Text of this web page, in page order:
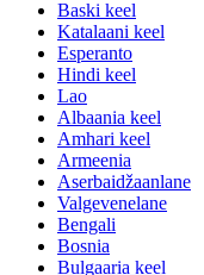
Baski keel
Katalaani keel
Esperanto
Hindi keel
Lao
Albaania keel
Amhari keel
Armeenia
Aserbaidžaanlane
Valgevenelane
Bengali
Bosnia
Bulgaaria keel